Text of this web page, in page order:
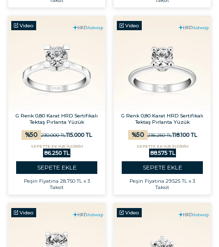
Video
G Renk 0,80 Karat HRD Sertifikalı
Tektaş Pırlanta Yüzük
%50 230.000TL115.000TL
SEPETTE EK %25 İNDİRİM
86.250 TL
SEPETE EKLE
Peşin Fiyatına 28.750 TL x 3
Taksit
Video
G Renk 0,80 Karat HRD Sertifikalı
Tektaş Pırlanta Yüzük
%50 236.250TL118.100TL
SEPETTE EK %25 İNDİRİM
88.575 TL
SEPETE EKLE
Peşin Fiyatına 29.525 TL x 3
Taksit
Video Video